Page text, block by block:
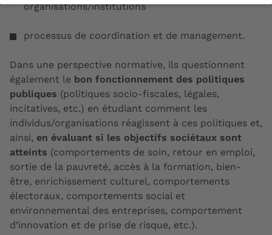
organisations/institutions
processus de coordination et de management.
Dans une perspective normative, ils questionnent
également le bon fonctionnement des politiques
publiques (politiques socio-fiscales, légales,
incitatives, etc.) en étudiant comment les
individus/organisations réagissent à ces politiques et,
ainsi, en évaluant si les objectifs sociétaux sont
atteints (comportements de soin, retour en emploi,
sortie de la pauvreté, accès à la formation, bien-
être, enrichissement culturel, comportements
électoraux, comportements social et
environnemental des entreprises, comportement
d’innovation et de prise de risque, etc.).